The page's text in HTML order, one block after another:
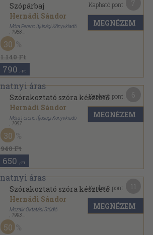
Szópárbaj
Hernádi Sándor
Móra Ferenc Ifjúsági Könyvkiadó
1988
Fűzött kemény papírkötés
1.140 Ft
30
790 ,-Ft
Kapható pont:
MEGNÉZEM
Szórakoztató szóra késztető
Hernádi Sándor
Móra Ferenc Ifjúsági Könyvkiadó
1987
Fűzött kemény papírkötés
940 Ft
30
650 ,-Ft
Kapható pont:
MEGNÉZEM
Szórakoztató szóra késztető
Hernádi Sándor
Mozaik Oktatási Stúdió
1993
Ragasztott papírkötés
50
Kapható pont:
MEGNÉZEM